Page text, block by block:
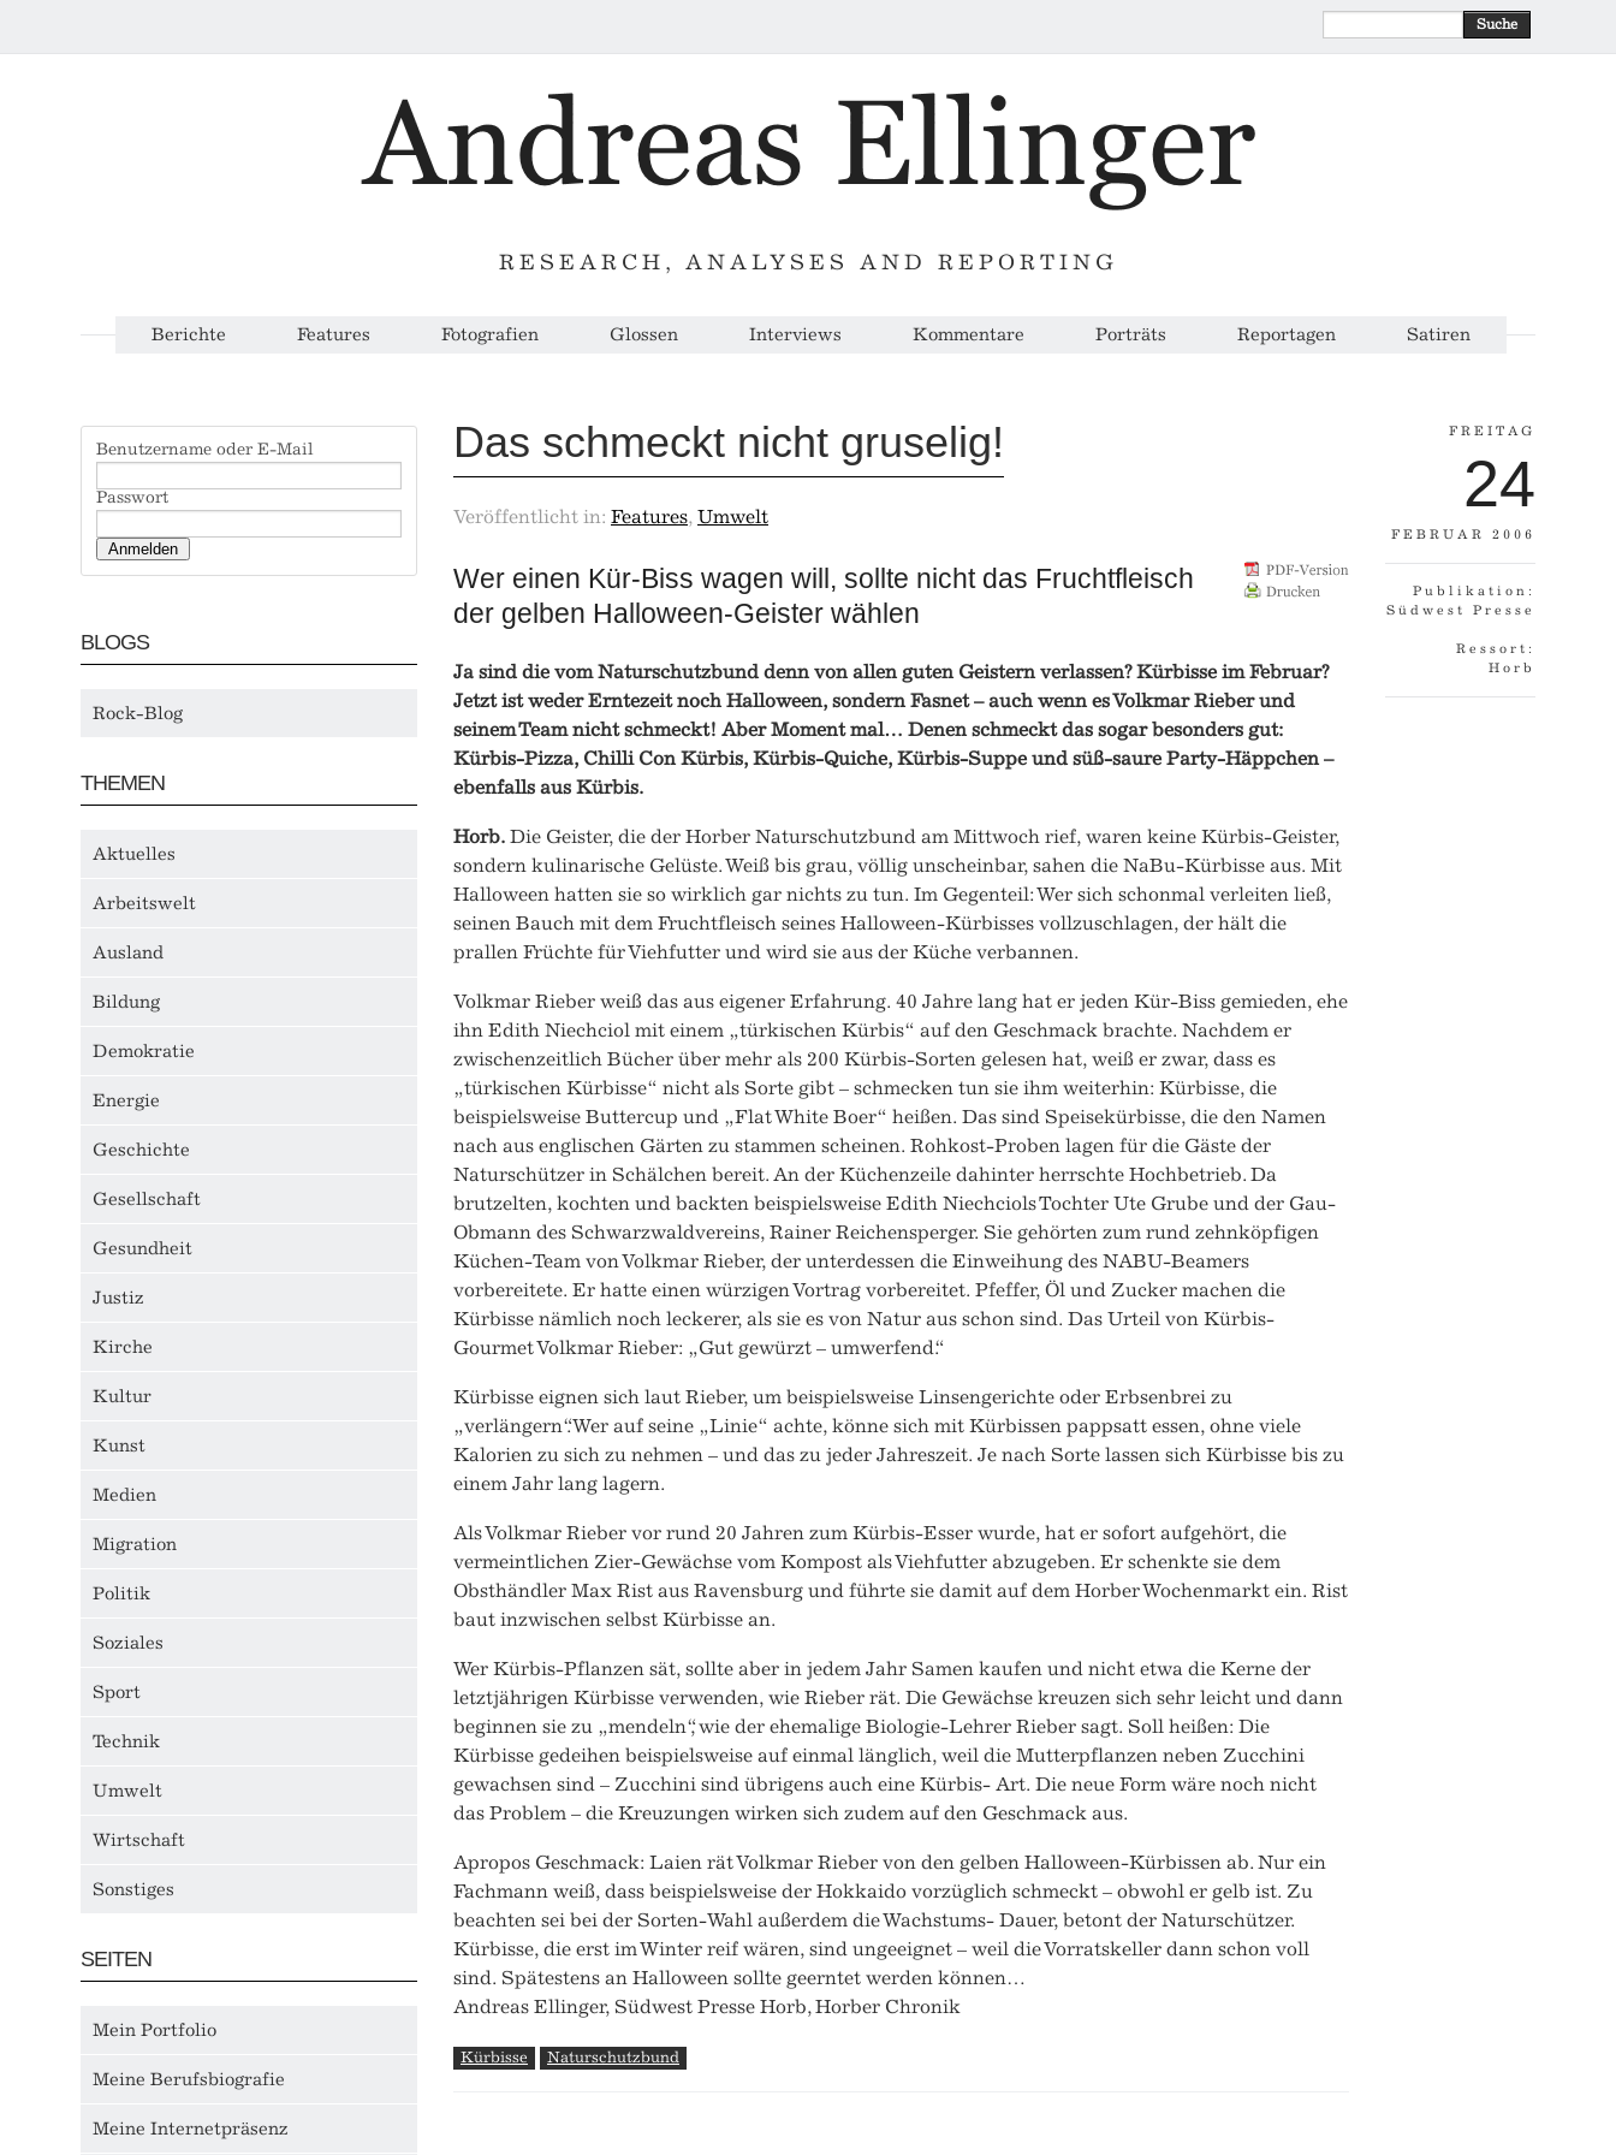
Suche
RESEARCH, ANALYSES AND REPORTING
Berichte Features Fotografien Glossen Interviews Kommentare Porträts Reportagen Satiren
Benutzername oder E-Mail
Passwort
BLOGS
Rock-Blog
THEMEN
Aktuelles
Arbeitswelt
Ausland
Bildung
Demokratie
Energie
Geschichte
Gesellschaft
Gesundheit
Justiz
Kirche
Kultur
Kunst
Medien
Migration
Politik
Soziales
Sport
Technik
Umwelt
Wirtschaft
Sonstiges
SEITEN
Mein Portfolio
Meine Berufsbiografie
Meine Internetpräsenz
Das schmeckt nicht gruselig!
Veröffentlicht in: Features, Umwelt
Wer einen Kür-Biss wagen will, sollte nicht das Fruchtfleisch
der gelben Halloween-Geister wählen
Ja sind die vom Naturschutzbund denn von allen guten Geistern verlassen? Kürbisse im Februar?
Jetzt ist weder Erntezeit noch Halloween, sondern Fasnet – auch wenn es Volkmar Rieber und
seinem Team nicht schmeckt! Aber Moment mal… Denen schmeckt das sogar besonders gut:
Kürbis-Pizza, Chilli Con Kürbis, Kürbis-Quiche, Kürbis-Suppe und süß-saure Party-Häppchen –
ebenfalls aus Kürbis.
Horb. Die Geister, die der Horber Naturschutzbund am Mittwoch rief, waren keine Kürbis-Geister,
sondern kulinarische Gelüste. Weiß bis grau, völlig unscheinbar, sahen die NaBu-Kürbisse aus. Mit
Halloween hatten sie so wirklich gar nichts zu tun. Im Gegenteil: Wer sich schonmal verleiten ließ,
seinen Bauch mit dem Fruchtfleisch seines Halloween-Kürbisses vollzuschlagen, der hält die
prallen Früchte für Viehfutter und wird sie aus der Küche verbannen.
Volkmar Rieber weiß das aus eigener Erfahrung. 40 Jahre lang hat er jeden Kür-Biss gemieden, ehe
ihn Edith Niechciol mit einem „türkischen Kürbis“ auf den Geschmack brachte. Nachdem er
zwischenzeitlich Bücher über mehr als 200 Kürbis-Sorten gelesen hat, weiß er zwar, dass es
„türkischen Kürbisse“ nicht als Sorte gibt – schmecken tun sie ihm weiterhin: Kürbisse, die
beispielsweise Buttercup und „Flat White Boer“ heißen. Das sind Speisekürbisse, die den Namen
nach aus englischen Gärten zu stammen scheinen. Rohkost-Proben lagen für die Gäste der
Naturschützer in Schälchen bereit. An der Küchenzeile dahinter herrschte Hochbetrieb. Da
brutzelten, kochten und backten beispielsweise Edith Niechciols Tochter Ute Grube und der Gau-
Obmann des Schwarzwaldvereins, Rainer Reichensperger. Sie gehörten zum rund zehnköpfigen
Küchen-Team von Volkmar Rieber, der unterdessen die Einweihung des NABU-Beamers
vorbereitete. Er hatte einen würzigen Vortrag vorbereitet. Pfeffer, Öl und Zucker machen die
Kürbisse nämlich noch leckerer, als sie es von Natur aus schon sind. Das Urteil von Kürbis-
Gourmet Volkmar Rieber: „Gut gewürzt – umwerfend.“
Kürbisse eignen sich laut Rieber, um beispielsweise Linsengerichte oder Erbsenbrei zu
„verlängern“. Wer auf seine „Linie“ achte, könne sich mit Kürbissen pappsatt essen, ohne viele
Kalorien zu sich zu nehmen – und das zu jeder Jahreszeit. Je nach Sorte lassen sich Kürbisse bis zu
einem Jahr lang lagern.
Als Volkmar Rieber vor rund 20 Jahren zum Kürbis-Esser wurde, hat er sofort aufgehört, die
vermeintlichen Zier-Gewächse vom Kompost als Viehfutter abzugeben. Er schenkte sie dem
Obsthändler Max Rist aus Ravensburg und führte sie damit auf dem Horber Wochenmarkt ein. Rist
baut inzwischen selbst Kürbisse an.
Wer Kürbis-Pflanzen sät, sollte aber in jedem Jahr Samen kaufen und nicht etwa die Kerne der
letztjährigen Kürbisse verwenden, wie Rieber rät. Die Gewächse kreuzen sich sehr leicht und dann
beginnen sie zu „mendeln“, wie der ehemalige Biologie-Lehrer Rieber sagt. Soll heißen: Die
Kürbisse gedeihen beispielsweise auf einmal länglich, weil die Mutterpflanzen neben Zucchini
gewachsen sind – Zucchini sind übrigens auch eine Kürbis- Art. Die neue Form wäre noch nicht
das Problem – die Kreuzungen wirken sich zudem auf den Geschmack aus.
Apropos Geschmack: Laien rät Volkmar Rieber von den gelben Halloween-Kürbissen ab. Nur ein
Fachmann weiß, dass beispielsweise der Hokkaido vorzüglich schmeckt – obwohl er gelb ist. Zu
beachten sei bei der Sorten-Wahl außerdem die Wachstums- Dauer, betont der Naturschützer.
Kürbisse, die erst im Winter reif wären, sind ungeeignet – weil die Vorratskeller dann schon voll
sind. Spätestens an Halloween sollte geerntet werden können…
Andreas Ellinger, Südwest Presse Horb, Horber Chronik
Kürbisse Naturschutzbund
FREITAG
24
FEBRUAR 2006
Publikation:
Südwest Presse
Ressort:
Horb